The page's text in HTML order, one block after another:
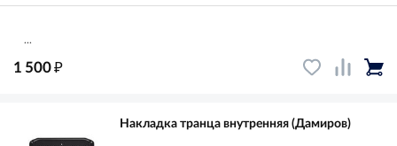
...
1 500₽
Накладка транца внутренняя (Дамиров)